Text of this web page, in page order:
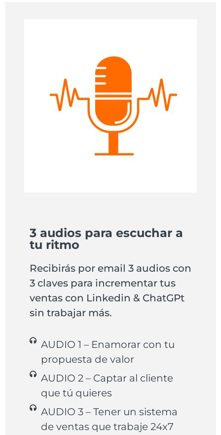
3 audios para escuchar a
tu ritmo
Recibirás por email 3 audios con
3 claves para incrementar tus
ventas con Linkedin & ChatGPt
sin trabajar más.
AUDIO 1 – Enamorar con tu
propuesta de valor
AUDIO 2 – Captar al cliente
que tú quieres
AUDIO 3 – Tener un sistema
de ventas que trabaje 24x7